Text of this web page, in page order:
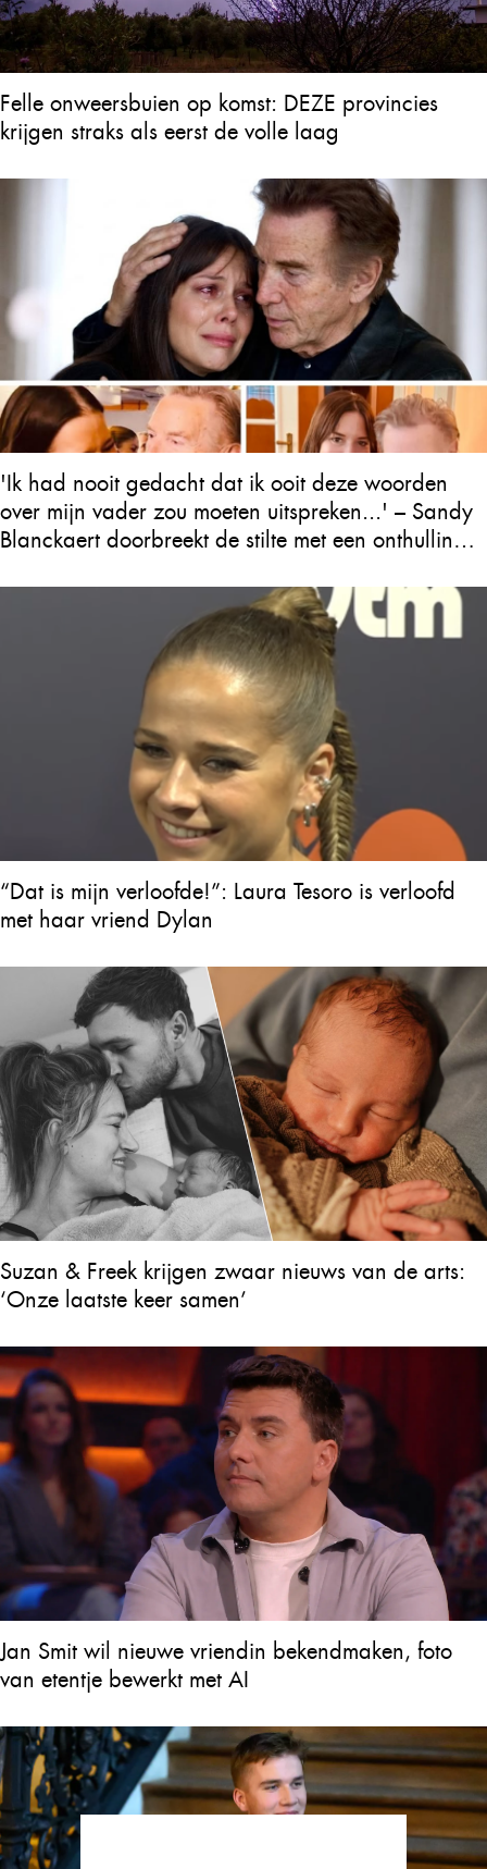
Felle onweersbuien op komst: DEZE provincies
krijgen straks als eerst de volle laag
'Ik had nooit gedacht dat ik ooit deze woorden
over mijn vader zou moeten uitspreken...' – Sandy
Blanckaert doorbreekt de stilte met een onthulling
achterlaat
“Dat is mijn verloofde!”: Laura Tesoro is verloofd
met haar vriend Dylan
Suzan & Freek krijgen zwaar nieuws van de arts:
‘Onze laatste keer samen’
Jan Smit wil nieuwe vriendin bekendmaken, foto
van etentje bewerkt met AI